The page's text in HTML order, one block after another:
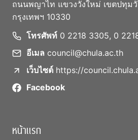
ถนนพญาไท แขวงวังใหม่ เขตปทุม
กรุงเทพฯ 10330
โทรศัพท์ 0 2218 3305, 0
อีเมล council@chula.ac.th
เว็บไซต์ https://
Facebook
หน้าแรก